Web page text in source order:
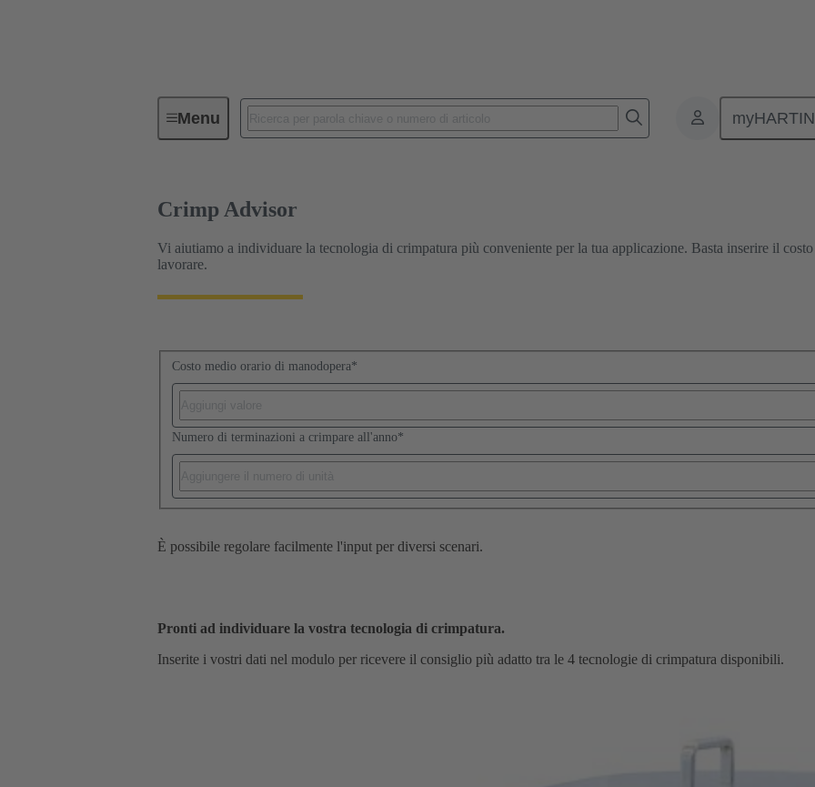
MenuConnettori Industriali / Han® Contatti Elettrico 09 15
Crimp Advisor
Vi aiutiamo a individuare la tecnologia di crimpatura più conveniente per la tua applicazione. Basta inserire il
lavorare.
Costo medio orario di manodopera*
Numero di terminazioni a crimpare all'anno*
È possibile regolare facilmente l'input per diversi scenari.
Pronti ad individuare la vostra tecnologia di crimpatura.
Inserite i vostri dati nel modulo per ricevere il consiglio più adatto tra le 4 tecnologie di crimpatura disponibili.